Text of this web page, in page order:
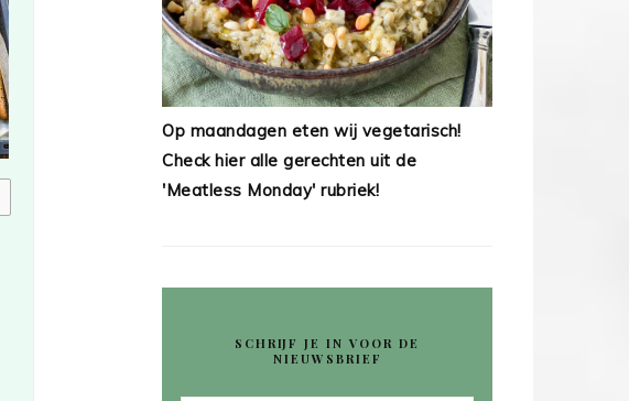
Op maandagen eten wij vegetarisch!
Check hier alle gerechten uit de
'Meatless Monday' rubriek!
SCHRIJF JE IN VOOR DE
NIEUWSBRIEF